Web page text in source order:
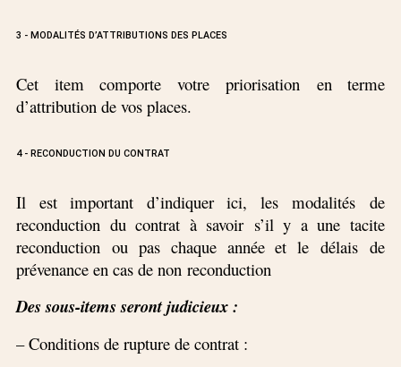
3 - MODALITÉS D’ATTRIBUTIONS DES PLACES
Cet item comporte votre priorisation en terme
d’attribution de vos places.
4 - RECONDUCTION DU CONTRAT
Il est important d’indiquer ici, les modalités de
reconduction du contrat à savoir s’il y a une tacite
reconduction ou pas chaque année et le délais de
prévenance en cas de non reconduction
Des sous-items seront judicieux :
– Conditions de rupture de contrat :